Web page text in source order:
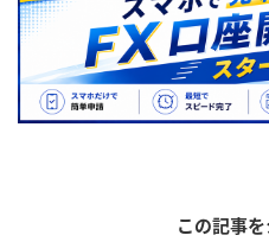
この記事